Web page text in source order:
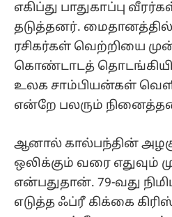
எகிப்து பாதுகாப்பு
தடுத்தனர். மைதானத்தில்
ரசிகர்கள் வெற்றியை
கொண்டாடத்
உலக சாம்பியன்கள்
என்றே பலரும்
ஆனால் கால்பந்தின்
ஒலிக்கும் வரை எதுவும்
என்பதுதான். 79-வது
எடுத்த ஃப்ரீ கிக்கை